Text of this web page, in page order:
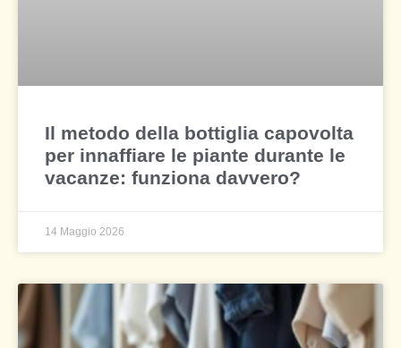
Il metodo della bottiglia capovolta
per innaffiare le piante durante le
vacanze: funziona davvero?
14 Maggio 2026